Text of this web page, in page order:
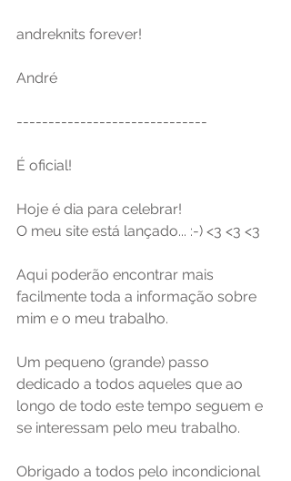
andreknits forever!
André
------------------------------
É oficial!
Hoje é dia para celebrar!
O meu site está lançado... :-) <3 <3 <3
Aqui poderão encontrar mais
facilmente toda a informação sobre
mim e o meu trabalho.
Um pequeno (grande) passo
dedicado a todos aqueles que ao
longo de todo este tempo seguem e
se interessam pelo meu trabalho.
Obrigado a todos pelo incondicional